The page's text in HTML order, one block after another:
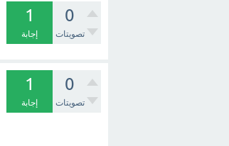
0
تصويتات
1
إجابة
0
تصويتات
1
إجابة